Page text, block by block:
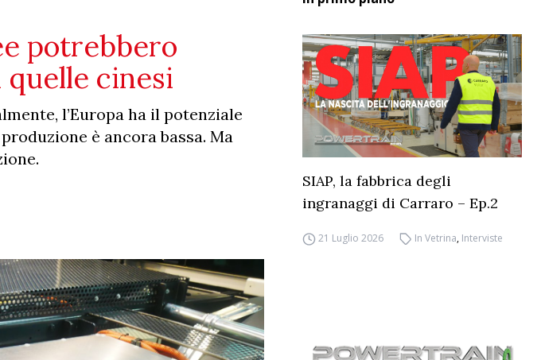
potrebbero
cinesi
l’Europa ha il potenziale
è ancora bassa. Ma
SIAP, la fabbrica degli
ingranaggi di Carraro – Ep.2
21 Luglio 2026 In Vetrina, Interviste